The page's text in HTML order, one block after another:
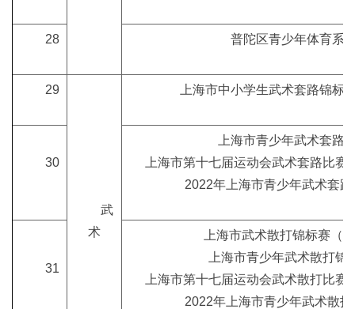
28 普陀区青少年体育系
29
武
术
上海市中小学生武术套路锦标
30
上海市青少年武术套路
上海市第十七届运动会武术套路比赛
2022年上海市青少年武术套
31
上海市武术散打锦标赛（
上海市青少年武术散打锦
上海市第十七届运动会武术散打比赛
2022年上海市青少年武术散